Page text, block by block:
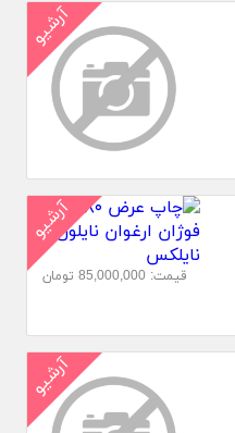
آرشیو
آرشیو
قیمت: 85,000,000 تومان
آرشیو